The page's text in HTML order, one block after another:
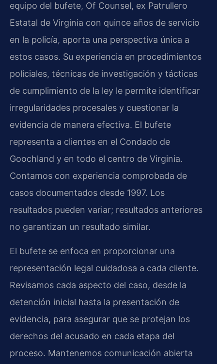
equipo del bufete, Of Counsel, ex Patrullero
Estatal de Virginia con quince años de servicio
en la policía, aporta una perspectiva única a
estos casos. Su experiencia en procedimientos
policiales, técnicas de investigación y tácticas
de cumplimiento de la ley le permite identificar
irregularidades procesales y cuestionar la
evidencia de manera efectiva. El bufete
representa a clientes en el Condado de
Goochland y en todo el centro de Virginia.
Contamos con experiencia comprobada de
casos documentados desde 1997. Los
resultados pueden variar; resultados anteriores
no garantizan un resultado similar.
El bufete se enfoca en proporcionar una
representación legal cuidadosa a cada cliente.
Revisamos cada aspecto del caso, desde la
detención inicial hasta la presentación de
evidencia, para asegurar que se protejan los
derechos del acusado en cada etapa del
proceso. Mantenemos comunicación abierta